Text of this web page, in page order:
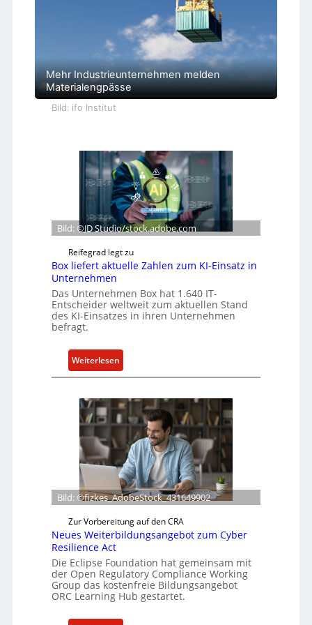
Mehr Industrieunternehmen melden
Materialengpässe
Bild: ifo Institut
Bild: ©JD Studio/stock.adobe.com
Reifegrad legt zu
Box liefert aktuelle Zahlen zum KI-Einsatz in
Unternehmen
Das Unternehmen Box hat 1.640 IT-
Entscheider weltweit zum aktuellen Stand
des KI-Einsatzes in ihren Unternehmen
befragt.
Weiterlesen
B
x
l
e
f
e
r
t
a
k
u
e
l
Bild: ©fizkes_AdobeStock_431649902
Zur Vorbereitung auf den CRA
Neues Weiterbildungsangebot zum Cyber
Resilience Act
Die Eclipse Foundation hat gemeinsam mit
der Open Regulatory Compliance Working
Group das kostenfreie Bildungsangebot
ORC Learning Hub gestartet.